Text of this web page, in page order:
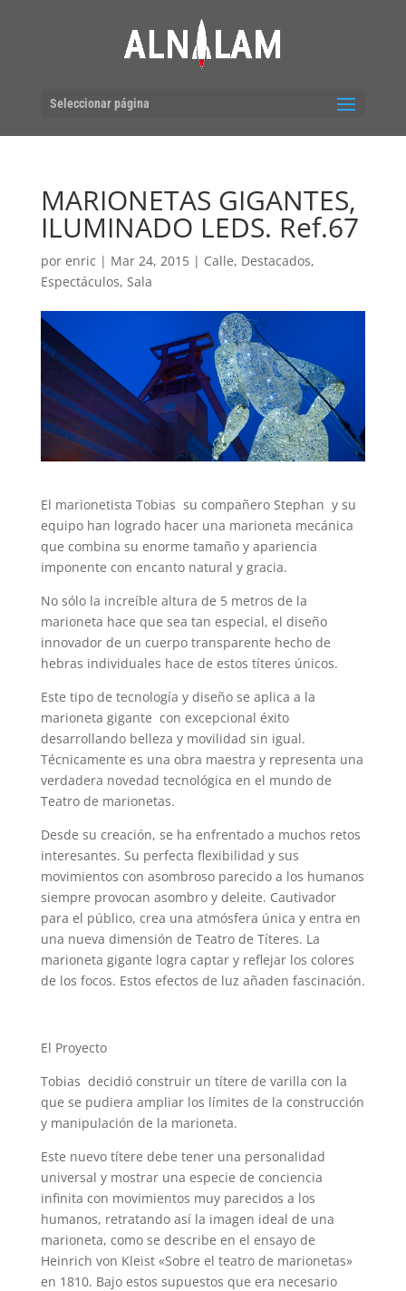
Seleccionar página
MARIONETAS GIGANTES,
ILUMINADO LEDS. Ref.67
por enric | Mar 24, 2015| Calle, Destacados,
Espectáculos, Sala
El marionetista Tobias su compañero Stephan y su
equipo han logrado hacer una marioneta mecánica
que combina su enorme tamaño y apariencia
imponente con encanto natural y gracia.
No sólo la increíble altura de 5 metros de la
marioneta hace que sea tan especial, el diseño
innovador de un cuerpo transparente hecho de
hebras individuales hace de estos títeres únicos.
Este tipo de tecnología y diseño se aplica a la
marioneta gigante con excepcional éxito
desarrollando belleza y movilidad sin igual.
Técnicamente es una obra maestra y representa una
verdadera novedad tecnológica en el mundo de
Teatro de marionetas.
Desde su creación, se ha enfrentado a muchos retos
interesantes. Su perfecta flexibilidad y sus
movimientos con asombroso parecido a los humanos
siempre provocan asombro y deleite. Cautivador
para el público, crea una atmósfera única y entra en
una nueva dimensión de Teatro de Títeres. La
marioneta gigante logra captar y reflejar los colores
de los focos. Estos efectos de luz añaden fascinación.
El Proyecto
Tobias decidió construir un títere de varilla con la
que se pudiera ampliar los límites de la construcción
y manipulación de la marioneta.
Este nuevo títere debe tener una personalidad
universal y mostrar una especie de conciencia
infinita con movimientos muy parecidos a los
humanos, retratando así la imagen ideal de una
marioneta, como se describe en el ensayo de
Heinrich von Kleist «Sobre el teatro de marionetas»
en 1810. Bajo estos supuestos que era necesario